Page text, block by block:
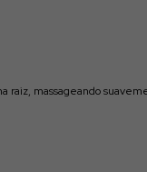
massageando